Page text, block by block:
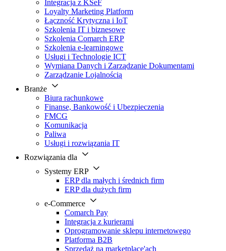
Integracja z KSeF
Loyalty Marketing Platform
Łączność Krytyczna i IoT
Szkolenia IT i biznesowe
Szkolenia Comarch ERP
Szkolenia e-learningowe
Usługi i Technologie ICT
Wymiana Danych i Zarządzanie Dokumentami
Zarządzanie Lojalnością
Branże
Biura rachunkowe
Finanse, Bankowość i Ubezpieczenia
FMCG
Komunikacja
Paliwa
Usługi i rozwiązania IT
Rozwiązania dla
Systemy ERP
ERP dla małych i średnich firm
ERP dla dużych firm
e-Commerce
Comarch Pay
Integracja z kurierami
Oprogramowanie sklepu internetowego
Platforma B2B
Sprzedaż na marketplace'ach